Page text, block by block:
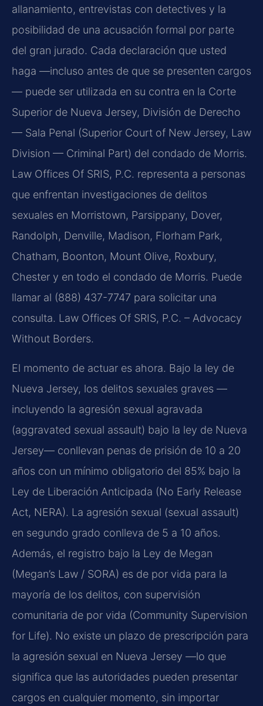
allanamiento, entrevistas con detectives y la
posibilidad de una acusación formal por parte
del gran jurado. Cada declaración que usted
haga —incluso antes de que se presenten cargos
— puede ser utilizada en su contra en la Corte
Superior de Nueva Jersey, División de Derecho
— Sala Penal (Superior Court of New Jersey, Law
Division — Criminal Part) del condado de Morris.
Law Offices Of SRIS, P.C. representa a personas
que enfrentan investigaciones de delitos
sexuales en Morristown, Parsippany, Dover,
Randolph, Denville, Madison, Florham Park,
Chatham, Boonton, Mount Olive, Roxbury,
Chester y en todo el condado de Morris. Puede
llamar al (888) 437-7747 para solicitar una
consulta. Law Offices Of SRIS, P.C. – Advocacy
Without Borders.
El momento de actuar es ahora. Bajo la ley de
Nueva Jersey, los delitos sexuales graves —
incluyendo la agresión sexual agravada
(aggravated sexual assault) bajo la ley de Nueva
Jersey— conllevan penas de prisión de 10 a 20
años con un mínimo obligatorio del 85% bajo la
Ley de Liberación Anticipada (No Early Release
Act, NERA). La agresión sexual (sexual assault)
en segundo grado conlleva de 5 a 10 años.
Además, el registro bajo la Ley de Megan
(Megan’s Law / SORA) es de por vida para la
mayoría de los delitos, con supervisión
comunitaria de por vida (Community Supervision
for Life). No existe un plazo de prescripción para
la agresión sexual en Nueva Jersey —lo que
significa que las autoridades pueden presentar
cargos en cualquier momento, sin importar